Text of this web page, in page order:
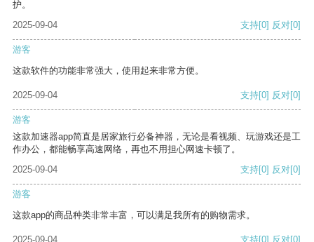
护。
2025-09-04
支持[0] 反对[0]
游客
这款软件的功能非常强大，使用起来非常方便。
2025-09-04 支持[0] 反对[0]
游客
这款加速器app简直是居家旅行必备神器，无论是看视频、玩游戏还是工
作办公，都能畅享高速网络，再也不用担心网速卡顿了。
2025-09-04
支持[0] 反对[0]
游客
这款app的商品种类非常丰富，可以满足我所有的购物需求。
2025-09-04 支持[0] 反对[0]